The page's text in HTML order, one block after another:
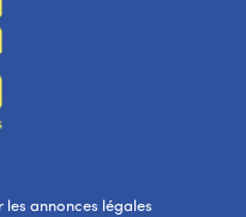
annonces légales